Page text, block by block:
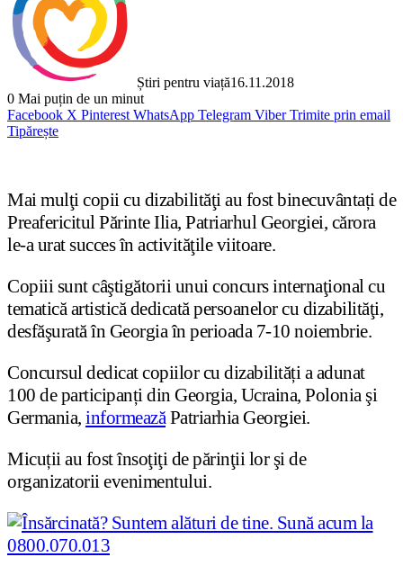
Știri pentru viață16.11.2018
0 Mai puțin de un minut
Facebook X Pinterest WhatsApp Telegram Viber Trimite prin email
Tipărește
Mai mulţi copii cu dizabilităţi au fost binecuvântați de
Preafericitul Părinte Ilia, Patriarhul Georgiei, cărora
le-a urat succes în activităţile viitoare.
Copiii sunt câştigătorii unui concurs internaţional cu
tematică artistică dedicată persoanelor cu dizabilităţi,
desfăşurată în Georgia în perioada 7-10 noiembrie.
Concursul dedicat copiilor cu dizabilități a adunat
100 de participanți din Georgia, Ucraina, Polonia şi
Germania, informeazăPatriarhia Georgiei.
Micuții au fost însoţiţi de părinţii lor şi de
organizatorii evenimentului.